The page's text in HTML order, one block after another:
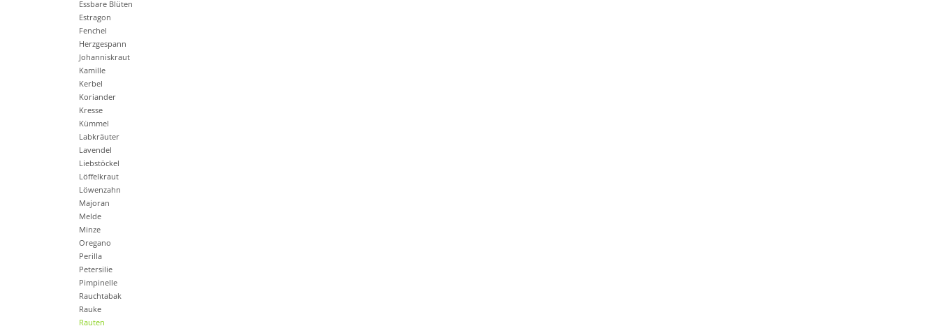
Essbare Blüten
Estragon
Fenchel
Herzgespann
Johanniskraut
Kamille
Kerbel
Koriander
Kresse
Kümmel
Labkräuter
Lavendel
Liebstöckel
Löffelkraut
Löwenzahn
Majoran
Melde
Minze
Oregano
Perilla
Petersilie
Pimpinelle
Rauchtabak
Rauke
Rauten